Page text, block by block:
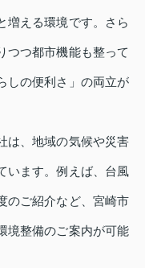
増える環境です。さら
つつ都市機能も整って
しの便利さ」の両立が
は、地域の気候や災害
います。例えば、台風
のご紹介など、宮崎市
境整備のご案内が可能